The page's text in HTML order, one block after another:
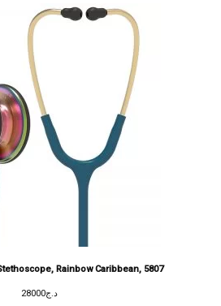
Rainbow Caribbean, 5807
د.ج28000